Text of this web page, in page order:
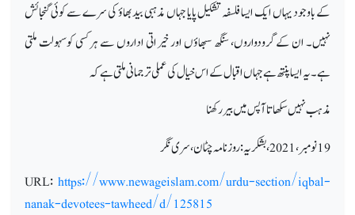
کے باوجود یہاں ایک ایسا فلسفہ تشکیل پایا جہاں مذہبی بید بھاؤ کی سرے سے کوئی گنجائش
نہیں۔ ان کے گرودواروں، سنگھ سبھاؤں اور خیراتی اداروں سے ہر کسی کوسہولت ملتی
ہے۔ یہ ایسا پنتھ ہے جہاں اقبال کے اس خیال کی عملی ترجمانی ملتی ہے کہ
مذہب نہیں سکھاتا آپس میں بیر رکھنا
19 نومبر،2021، بشکریہ: روزنامہ چٹان، سری نگر
URL: https://www.newageislam.com/urdu-section/iqbal-
nanak-devotees-tawheed/d/125815